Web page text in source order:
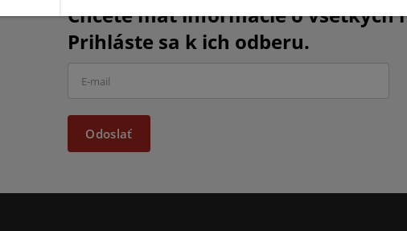
Chcete mať informácie o všetkých
Prihláste sa k ich odberu.
Odoslať